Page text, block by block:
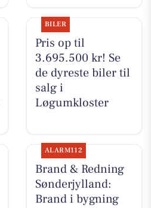
BILER
Pris op til
3.695.500 kr! Se
de dyreste biler til
salg i
Løgumkloster
ALARM112
Brand & Redning
Sønderjylland:
Brand i bygning